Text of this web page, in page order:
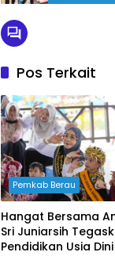
Pos Terkait
Pemkab Berau
Hangat Bersama
Sri Juniarsih
Pendidikan Usia